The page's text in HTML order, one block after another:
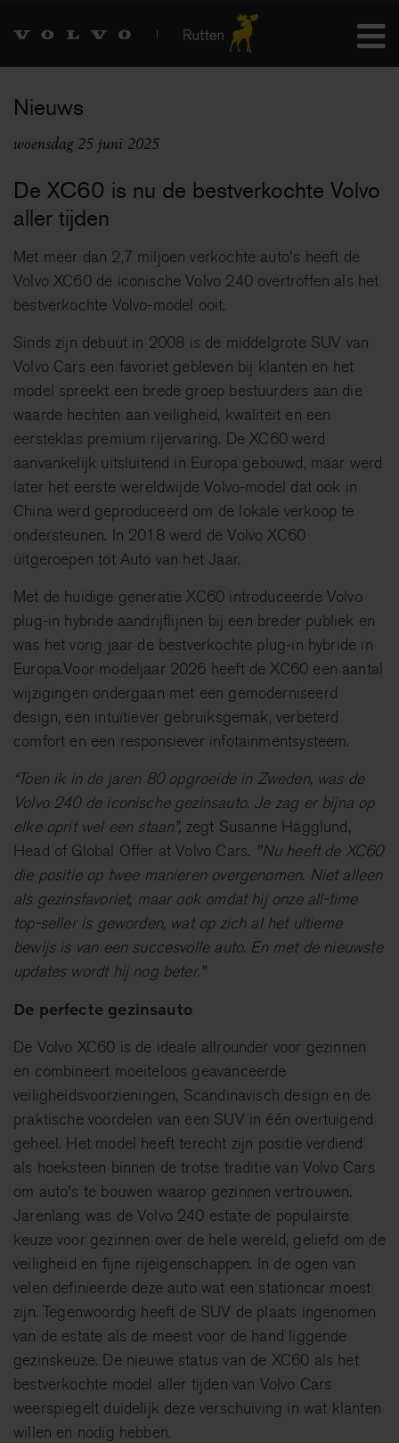
Nieuws
woensdag 25 juni 2025
De XC60 is nu de bestverkochte Volvo
aller tijden
Met meer dan 2,7 miljoen verkochte auto's heeft de
Volvo XC60 de iconische Volvo 240 overtroffen als het
bestverkochte Volvo-model ooit.
Sinds zijn debuut in 2008 is de middelgrote SUV van
Volvo Cars een favoriet gebleven bij klanten en het
model spreekt een brede groep bestuurders aan die
waarde hechten aan veiligheid, kwaliteit en een
eersteklas premium rijervaring. De XC60 werd
aanvankelijk uitsluitend in Europa gebouwd, maar werd
later het eerste wereldwijde Volvo-model dat ook in
China werd geproduceerd om de lokale verkoop te
ondersteunen. In 2018 werd de Volvo XC60
uitgeroepen tot Auto van het Jaar.
Met de huidige generatie XC60 introduceerde Volvo
plug-in hybride aandrijflijnen bij een breder publiek en
was het vorig jaar de bestverkochte plug-in hybride in
Europa.Voor modeljaar 2026 heeft de XC60 een aantal
wijzigingen ondergaan met een gemoderniseerd
design, een intuïtiever gebruiksgemak, verbeterd
comfort en een responsiever infotainmentsysteem.
“Toen ik in de jaren 80 opgroeide in Zweden, was de
Volvo 240 de iconische gezinsauto. Je zag er bijna op
elke oprit wel een staan”, zegt Susanne Hägglund,
Head of Global Offer at Volvo Cars. "Nu heeft de XC60
die positie op twee manieren overgenomen. Niet alleen
als gezinsfavoriet, maar ook omdat hij onze all-time
top-seller is geworden, wat op zich al het ultieme
bewijs is van een succesvolle auto. En met de nieuwste
updates wordt hij nog beter."
De perfecte gezinsauto
De Volvo XC60 is de ideale allrounder voor gezinnen
en combineert moeiteloos geavanceerde
veiligheidsvoorzieningen, Scandinavisch design en de
praktische voordelen van een SUV in één overtuigend
geheel. Het model heeft terecht zijn positie verdiend
als hoeksteen binnen de trotse traditie van Volvo Cars
om auto's te bouwen waarop gezinnen vertrouwen.
Jarenlang was de Volvo 240 estate de populairste
keuze voor gezinnen over de hele wereld, geliefd om de
veiligheid en fijne rijeigenschappen. In de ogen van
velen definieerde deze auto wat een stationcar moest
zijn. Tegenwoordig heeft de SUV de plaats ingenomen
van de estate als de meest voor de hand liggende
gezinskeuze. De nieuwe status van de XC60 als het
bestverkochte model aller tijden van Volvo Cars
weerspiegelt duidelijk deze verschuiving in wat klanten
willen en nodig hebben.